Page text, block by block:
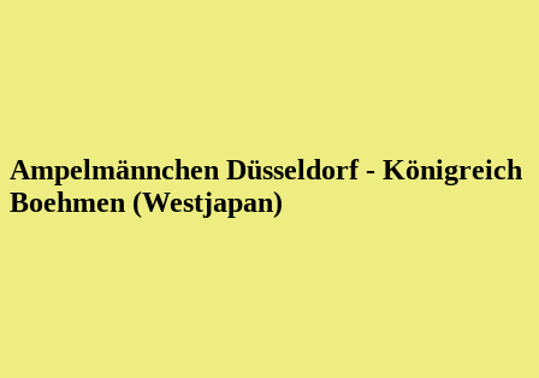
Ampelmännchen Düsseldorf - Königreich
Boehmen (Westjapan)